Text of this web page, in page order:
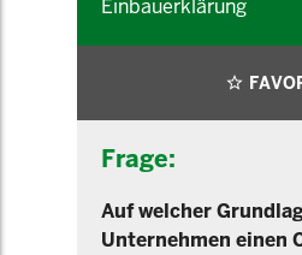
Einbauerklärung
Frage:
Auf welcher
Unternehmen einen